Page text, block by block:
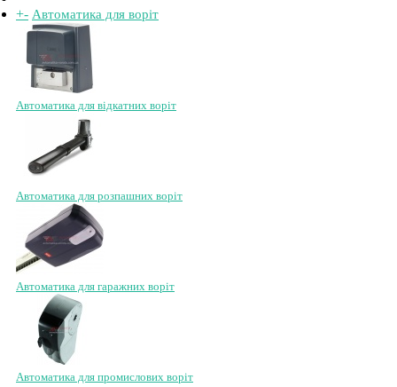
+- Автоматика для воріт
Автоматика для відкатних воріт
Автоматика для розпашних воріт
Автоматика для гаражних воріт
Автоматика для промислових воріт